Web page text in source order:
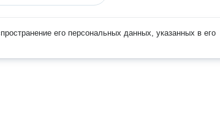
его персональных данных, указанных в его